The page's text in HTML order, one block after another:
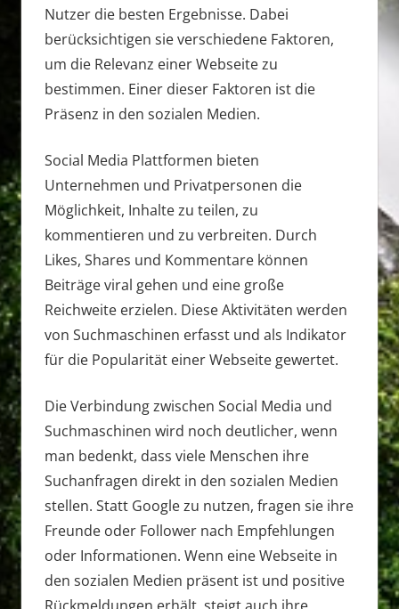
Nutzer die besten Ergebnisse. Dabei
berücksichtigen sie verschiedene Faktoren,
um die Relevanz einer Webseite zu
bestimmen. Einer dieser Faktoren ist die
Präsenz in den sozialen Medien.
Social Media Plattformen bieten
Unternehmen und Privatpersonen die
Möglichkeit, Inhalte zu teilen, zu
kommentieren und zu verbreiten. Durch
Likes, Shares und Kommentare können
Beiträge viral gehen und eine große
Reichweite erzielen. Diese Aktivitäten werden
von Suchmaschinen erfasst und als Indikator
für die Popularität einer Webseite gewertet.
Die Verbindung zwischen Social Media und
Suchmaschinen wird noch deutlicher, wenn
man bedenkt, dass viele Menschen ihre
Suchanfragen direkt in den sozialen Medien
stellen. Statt Google zu nutzen, fragen sie ihre
Freunde oder Follower nach Empfehlungen
oder Informationen. Wenn eine Webseite in
den sozialen Medien präsent ist und positive
Rückmeldungen erhält, steigt auch ihre